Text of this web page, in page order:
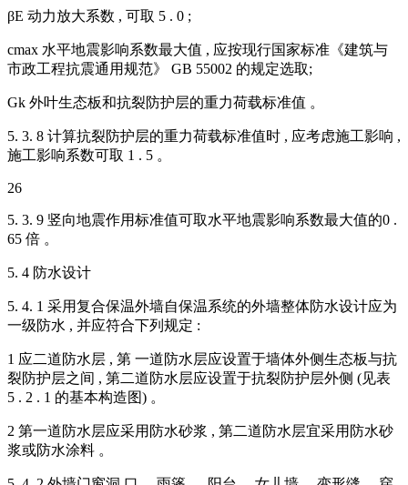
βE 动力放大系数 , 可取 5 . 0 ;
cmax 水平地震影响系数最大值 , 应按现行国家标准《建筑与
市政工程抗震通用规范》 GB 55002 的规定选取;
Gk 外叶生态板和抗裂防护层的重力荷载标准值 。
5. 3. 8 计算抗裂防护层的重力荷载标准值时 , 应考虑施工影响 ,
施工影响系数可取 1 . 5 。
26
5. 3. 9 竖向地震作用标准值可取水平地震影响系数最大值的0 .
65 倍 。
5. 4 防水设计
5. 4. 1 采用复合保温外墙自保温系统的外墙整体防水设计应为
一级防水 , 并应符合下列规定 :
1 应二道防水层 , 第 一道防水层应设置于墙体外侧生态板与抗
裂防护层之间 , 第二道防水层应设置于抗裂防护层外侧 (见表
5 . 2 . 1 的基本构造图) 。
2 第一道防水层应采用防水砂浆 , 第二道防水层宜采用防水砂
浆或防水涂料 。